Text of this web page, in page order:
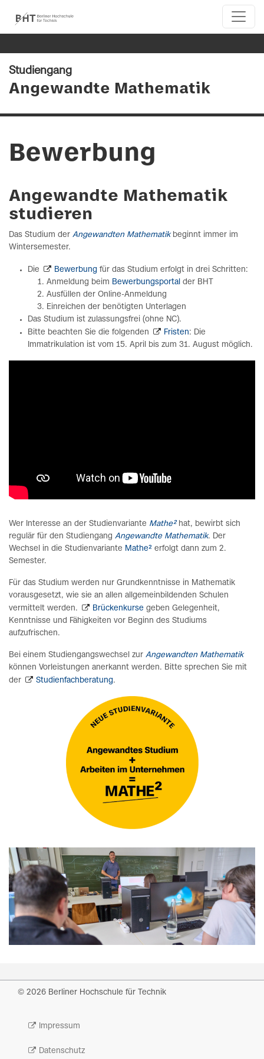
Studiengang
Angewandte Mathematik
Bewerbung
Angewandte Mathematik
studieren
Das Studium der Angewandten Mathematikbeginnt immer im
Wintersemester.
Die Bewerbung für das Studium erfolgt in drei Schritten:
Anmeldung beim Bewerbungsportal der BHT
Ausfüllen der Online-Anmeldung
Einreichen der benötigten Unterlagen
Das Studium ist zulassungsfrei (ohne NC).
Bitte beachten Sie die folgenden
Fristen: Die
Immatrikulation ist vom 15. April bis zum 31. August möglich.
Wer Interesse an der Studienvariante Mathe²hat, bewirbt sich
regulär für den Studiengang Angewandte Mathematik. Der
Wechsel in die Studienvariante Mathe² erfolgt dann zum 2.
Semester.
Für das Studium werden nur Grundkenntnisse in Mathematik
vorausgesetzt, wie sie an allen allgemeinbildenden Schulen
vermittelt werden.
Brückenkurse geben Gelegenheit,
Kenntnisse und Fähigkeiten vor Beginn des Studiums
aufzufrischen.
Bei einem Studiengangswechsel zur Angewandten Mathematik
können Vorleistungen anerkannt werden. Bitte sprechen Sie mit
der
Studienfachberatung .
© 2026 Berliner Hochschule für Technik
Impressum
Datenschutz